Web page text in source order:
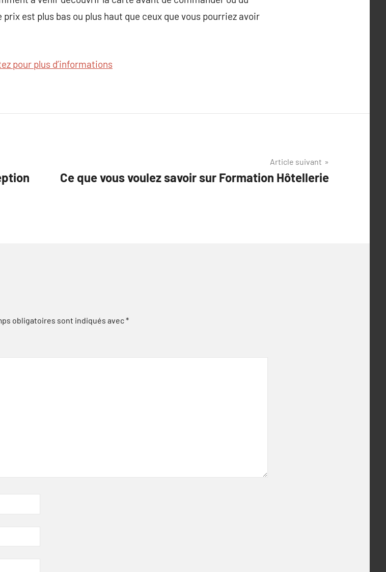
est plus bas ou plus haut que ceux que vous pourriez avoir
pour plus d’informations
Article suivant
Ce que vous voulez savoir sur Formation Hôtellerie
obligatoires sont indiqués avec*